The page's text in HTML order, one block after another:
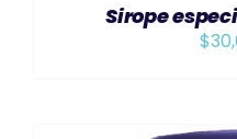
Sirope
$